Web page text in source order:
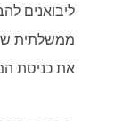
ליבואנים
את כניסת